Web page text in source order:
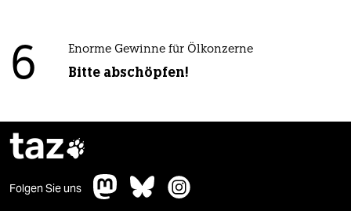
6 Enorme Gewinne für Ölkonzerne
Bitte abschöpfen!
taz
Folgen Sie uns